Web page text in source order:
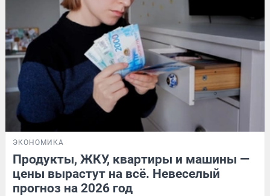
ЭКОНОМИКА
Продукты, ЖКУ, квартиры и машины —
цены вырастут на всё. Невеселый
прогноз на 2026 год